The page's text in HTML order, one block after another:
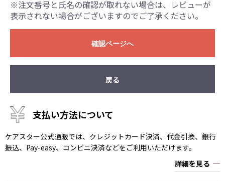
※注文番号と氏名の確認が取れない場合は、レビューが
表示されない場合がございますのでご了承ください。
確認ページへ
戻る
支払い方法について
ケアスター公式通販では、クレジットカード決済、代金引換、銀行
振込、Pay-easy、コンビニ決済などをご利用いただけます。
詳細を見る